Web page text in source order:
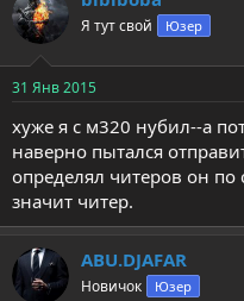
Я тут свой Юзер
31 Янв 2015
хуже я с м320 нубил--а
наверно пытался
определял читеров он по
значит читер.
ABU.DJAFAR
Новичок Юзер